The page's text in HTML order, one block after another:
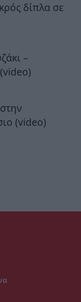
δίπλα σε
–
(video)